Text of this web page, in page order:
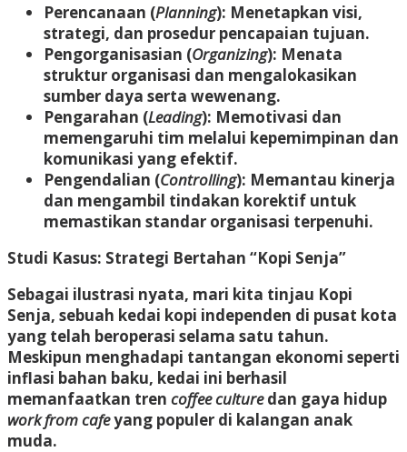
Perencanaan (Planning): Menetapkan visi,
strategi, dan prosedur pencapaian tujuan.
Pengorganisasian (Organizing): Menata
struktur organisasi dan mengalokasikan
sumber daya serta wewenang.
Pengarahan (Leading): Memotivasi dan
memengaruhi tim melalui kepemimpinan dan
komunikasi yang efektif.
Pengendalian (Controlling): Memantau kinerja
dan mengambil tindakan korektif untuk
memastikan standar organisasi terpenuhi.
Studi Kasus: Strategi Bertahan “Kopi Senja”
Sebagai ilustrasi nyata, mari kita tinjau Kopi
Senja, sebuah kedai kopi independen di pusat kota
yang telah beroperasi selama satu tahun.
Meskipun menghadapi tantangan ekonomi seperti
inflasi bahan baku, kedai ini berhasil
memanfaatkan tren coffee culturedan gaya hidup
work from cafeyang populer di kalangan anak
muda.